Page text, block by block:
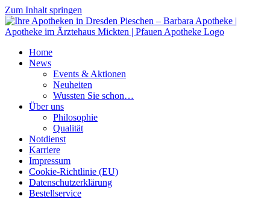
Zum Inhalt springen
Home
News
Events & Aktionen
Neu­hei­ten
Wuss­ten Sie schon…
Über uns
Phi­lo­so­phie
Qua­li­tät
Not­dienst
Kar­rie­re
Impres­sum
Coo­kie-Rich­t­­li­­nie (EU)
Datenschutz­erklärung
Bestell­ser­vice